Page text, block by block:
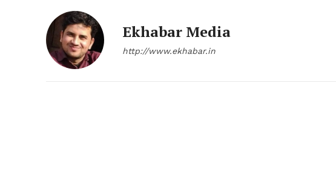
Ekhabar Media
http://www.ekhabar.in